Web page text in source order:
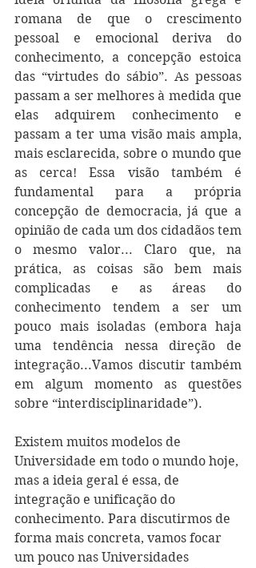
romana de que o crescimento
pessoal e emocional deriva do
conhecimento, a concepção estoica
das “virtudes do sábio”. As pessoas
passam a ser melhores à medida que
elas adquirem conhecimento e
passam a ter uma visão mais ampla,
mais esclarecida, sobre o mundo que
as cerca! Essa visão também é
fundamental para a própria
concepção de democracia, já que a
opinião de cada um dos cidadãos tem
o mesmo valor... Claro que, na
prática, as coisas são bem mais
complicadas e as áreas do
conhecimento tendem a ser um
pouco mais isoladas (embora haja
uma tendência nessa direção de
integração...Vamos discutir também
em algum momento as questões
sobre “interdisciplinaridade”).
Existem muitos modelos de
Universidade em todo o mundo hoje,
mas a ideia geral é essa, de
integração e unificação do
conhecimento. Para discutirmos de
forma mais concreta, vamos focar
um pouco nas Universidades